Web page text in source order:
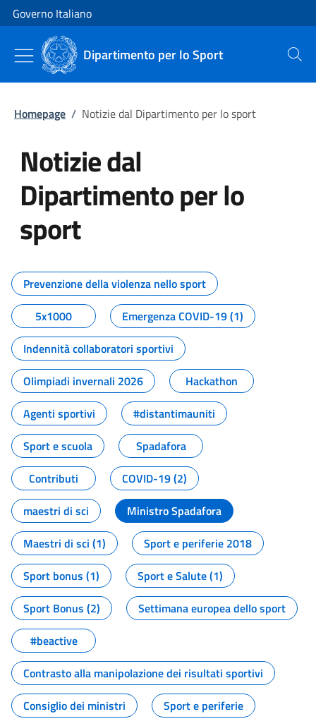
Vai al contenuto
Vai alla navigazione del sito
Governo Italiano
Dipartimento per lo Sport Cerca
Homepage / Notizie dal Dipartimento per lo sport
Notizie dal
Dipartimento per lo
sport
Tutti i contenuti della pagina
Prevenzione della violenza nello sport
5x1000
Emergenza COVID-19 (1)
Indennità collaboratori sportivi
Olimpiadi invernali 2026
Hackathon
Agenti sportivi
#distantimauniti
Sport e scuola
Spadafora
Contributi
COVID-19 (2)
maestri di sci
Ministro Spadafora
Maestri di sci (1)
Sport e periferie 2018
Sport bonus (1)
Sport e Salute (1)
Sport Bonus (2)
Settimana europea dello sport
#beactive
Contrasto alla manipolazione dei risultati sportivi
Consiglio dei ministri
Sport e periferie